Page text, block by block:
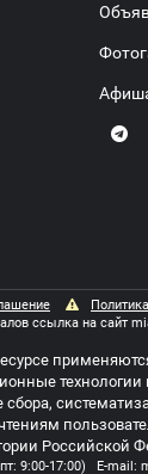
ссылка на сайт
технологии
Российской
9:00-17:00) E-mail: